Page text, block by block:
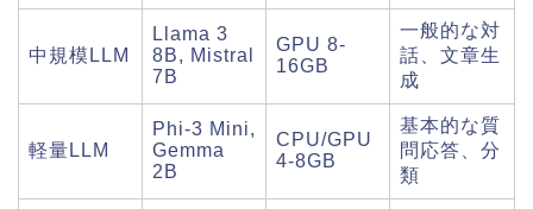
中規模LLM
Llama 3
8B, Mistral
7B
GPU 8-
16GB
一般的な対
話、文章生
成
軽量LLM
Phi-3 Mini,
Gemma
2B
CPU/GPU
4-8GB
基本的な質
問応答、分
類